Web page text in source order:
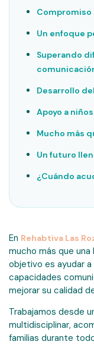
Compromiso
Un enfoque
Superando
Desarrollo
Apoyo a
Mucho más
Un futuro
¿Cuándo
En Rehabtiva Las
mucho más que
objetivo es ayudar a
capacidades
mejorar su calidad
Trabajamos desde
multidisciplinar,
familias durante